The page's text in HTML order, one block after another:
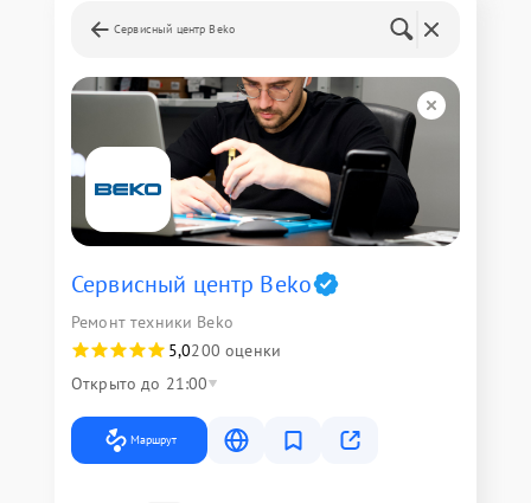
Сервисный центр Beko
Сервисный центр Beko
Ремонт техники Beko
5,0200 оценки
Открыто до 21:00
Маршрут